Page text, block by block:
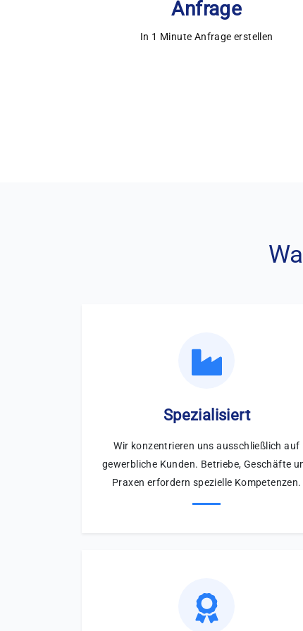
Anfrage
In 1 Minute Anfrage erstellen
Spezialisiert
Wir konzentrieren uns ausschließlich auf
gewerbliche Kunden. Betriebe, Geschäfte
Praxen erfordern spezielle Kompetenzen.